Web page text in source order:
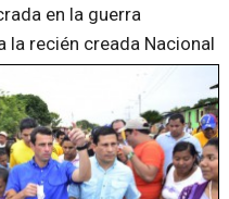
en la guerra
recién creada Nacional